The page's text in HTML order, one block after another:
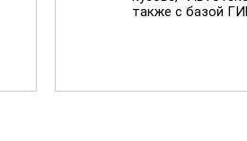
также с базой